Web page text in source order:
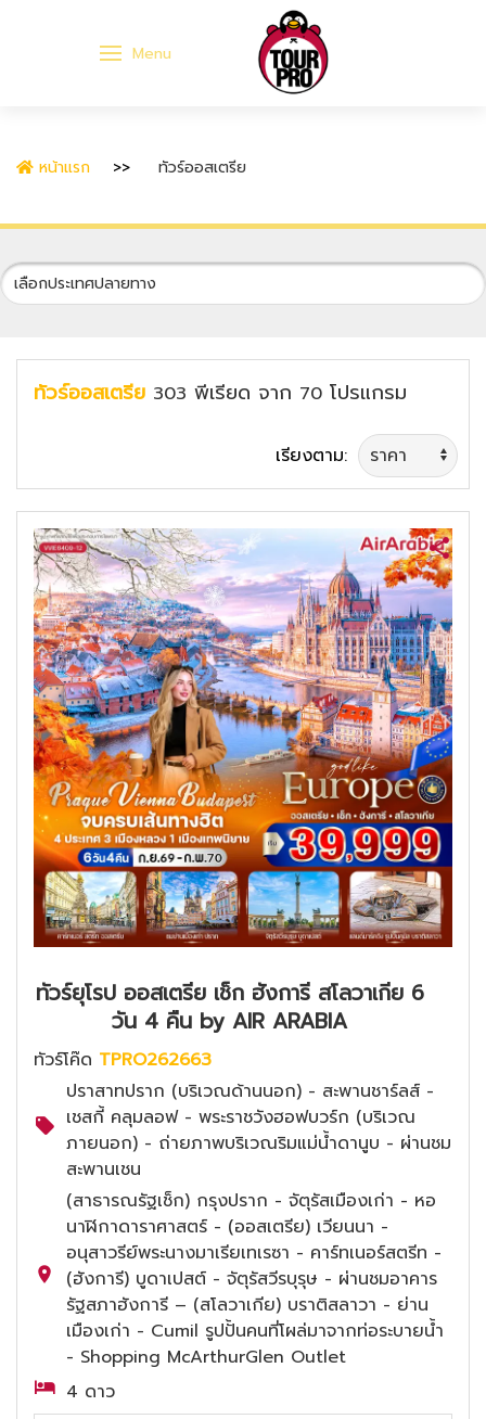
Menu
หน้าแรก ทัวร์ออสเตรีย
ค้นหาทัวร์
ทัวร์ออสเตรีย 303 พีเรียด จาก 70 โปรแกรม
เรียงตาม:
ทัวร์ยุโรป ออสเตรีย เช็ก ฮังการี สโลวาเกีย 6
วัน 4 คืน by AIR ARABIA
ทัวร์โค๊ด TPRO262663
ปราสาทปราก (บริเวณด้านนอก) - สะพานชาร์ลส์ -
เชสกี้ คลุมลอฟ - พระราชวังฮอฟบวร์ก (บริเวณ
ภายนอก) - ถ่ายภาพบริเวณริมแม่น้ำดานูบ - ผ่านชม
สะพานเชน
(สาธารณรัฐเช็ก) กรุงปราก - จัตุรัสเมืองเก่า - หอ
นาฬิกาดาราศาสตร์ - (ออสเตรีย) เวียนนา -
อนุสาวรีย์พระนางมาเรียเทเรซา - คาร์ทเนอร์สตรีท -
(ฮังการี) บูดาเปสต์ - จัตุรัสวีรบุรุษ - ผ่านชมอาคาร
รัฐสภาฮังการี – (สโลวาเกีย) บราติสลาวา - ย่าน
เมืองเก่า - Cumil รูปปั้นคนที่โผล่มาจากท่อระบายน้ำ
- Shopping McArthurGlen Outlet
4 ดาว